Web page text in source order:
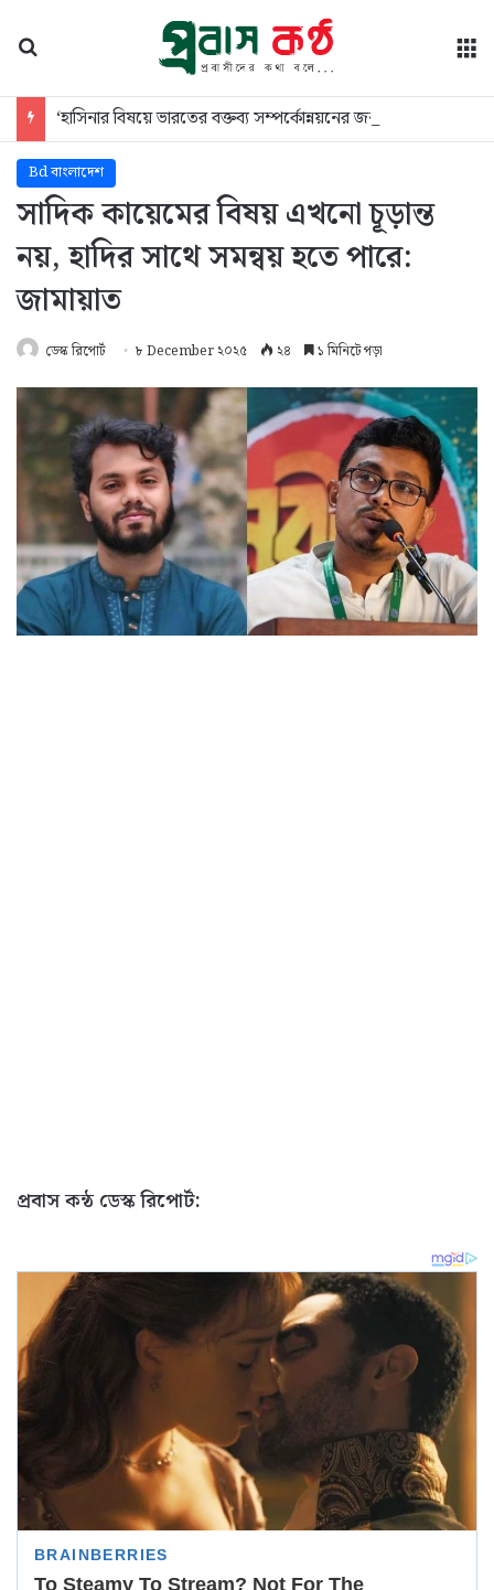
Bd বাংলাদেশ
সাদিক কায়েমের বিষয় এখনো চূড়ান্ত
নয়, হাদির সাথে সমন্বয় হতে পারে:
জামায়াত
ডেস্ক রিপোর্ট ৮ December ২০২৫ ২৪ ১ মিনিটে পড়া
প্রবাস কন্ঠ ডেস্ক রিপোর্ট: